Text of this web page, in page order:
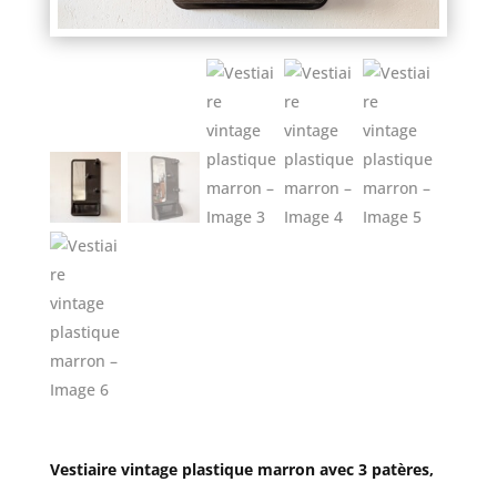
Vestiaire vintage plastique marron avec 3 patères,